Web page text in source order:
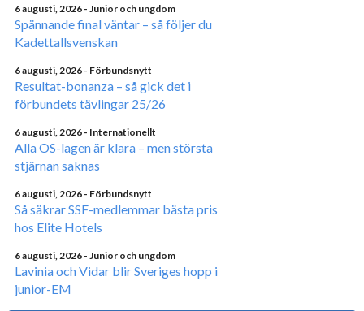
6 augusti, 2026 - Junior och ungdom
Spännande final väntar – så följer du
Kadettallsvenskan
6 augusti, 2026 - Förbundsnytt
Resultat-bonanza – så gick det i
förbundets tävlingar 25/26
6 augusti, 2026 - Internationellt
Alla OS-lagen är klara – men största
stjärnan saknas
6 augusti, 2026 - Förbundsnytt
Så säkrar SSF-medlemmar bästa pris
hos Elite Hotels
6 augusti, 2026 - Junior och ungdom
Lavinia och Vidar blir Sveriges hopp i
junior-EM